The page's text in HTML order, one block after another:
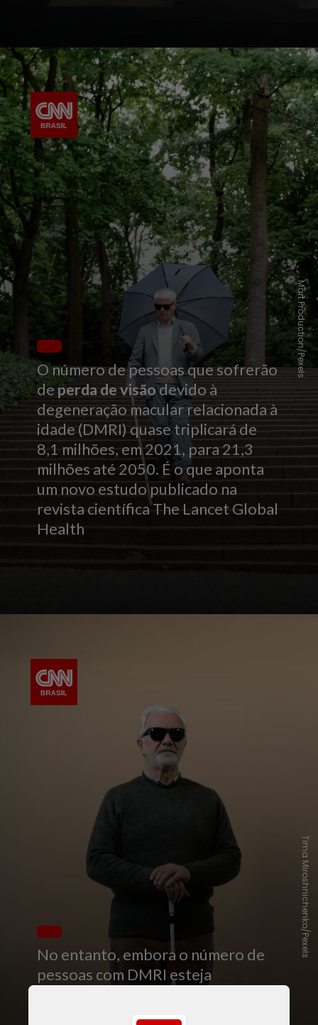
O número de pessoas que sofrerão
deperda de visãodevido à
degeneração macular relacionada à
idade (DMRI) quase triplicará de
8,1 milhões, em 2021, para 21,3
milhões até 2050. É o que aponta
um novo estudo publicado na
revista científica The Lancet Global
Health
Mart Production/Pexels
No entanto, embora o número de
pessoas com DMRI esteja
Tima Miroshnichenko/Pexels